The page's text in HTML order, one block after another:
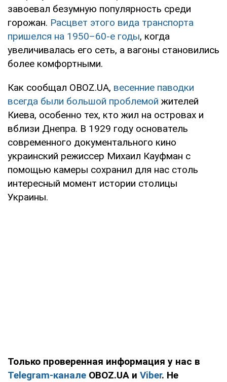
завоевал безумную популярность среди
горожан. Расцвет этого вида транспорта
пришелся на 1950–60-е годы, когда
увеличивалась его сеть, а вагоны становились
более комфортными.
Как сообщал OBOZ.UA, весенние паводки
всегда были большой проблемой жителей
Киева, особенно тех, кто жил на островах и
вблизи Днепра. В 1929 году основатель
современного документального кино
украинский режиссер Михаил Кауфман с
помощью камеры сохранил для нас столь
интересный момент истории столицы
Украины.
Только проверенная информация у нас в
Telegram-канале OBOZ.UA и Viber. Не